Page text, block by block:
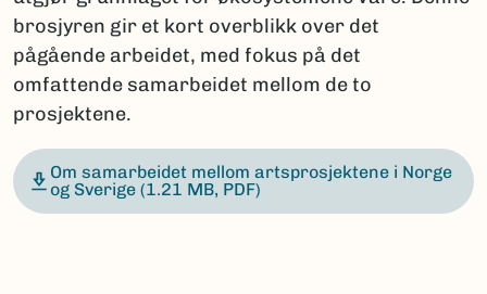
brosjyren gir et kort overblikk over det
pågående arbeidet, med fokus på det
omfattende samarbeidet mellom de to
prosjektene.
Om samarbeidet mellom artsprosjektene i Norge
og Sverige (1.21 MB, PDF)